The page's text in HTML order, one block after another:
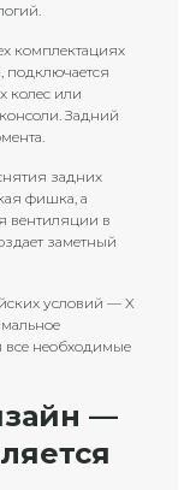
комплектациях
подключается
колес или
Задний
задних
фишка, а
вентиляции в
заметный
условий — X
необходимые
—